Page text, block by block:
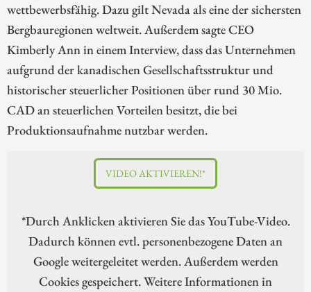
wettbewerbsfähig. Dazu gilt Nevada als eine der sichersten
Bergbauregionen weltweit. Außerdem sagte CEO
Kimberly Ann in einem Interview, dass das Unternehmen
aufgrund der kanadischen Gesellschaftsstruktur und
historischer steuerlicher Positionen über rund 30 Mio.
CAD an steuerlichen Vorteilen besitzt, die bei
Produktionsaufnahme nutzbar werden.
VIDEO AKTIVIEREN!*
*Durch Anklicken aktivieren Sie das YouTube-Video.
Dadurch können evtl. personenbezogene Daten an
Google weitergeleitet werden. Außerdem werden
Cookies gespeichert. Weitere Informationen in